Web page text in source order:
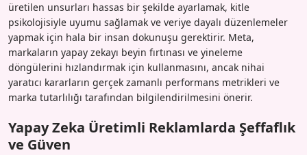
üretilen unsurları hassas bir şekilde ayarlamak, kitle
psikolojisiyle uyumu sağlamak ve veriye dayalı düzenlemeler
yapmak için hala bir insan dokunuşu gerektirir. Meta,
markaların yapay zekayı beyin fırtınası ve yineleme
döngülerini hızlandırmak için kullanmasını, ancak nihai
yaratıcı kararların gerçek zamanlı performans metrikleri ve
marka tutarlılığı tarafından bilgilendirilmesini önerir.
Yapay Zeka Üretimli Reklamlarda Şeffaflık
ve Güven